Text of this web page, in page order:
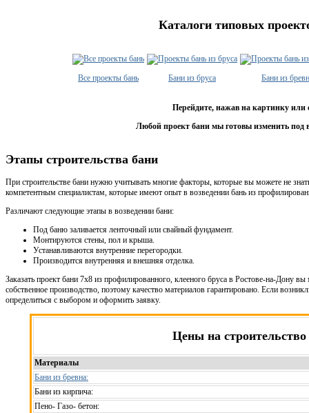
Каталоги типовых
Все проекты бань Бани из бруса Бани из
Перейдите, нажав на картинку или
Любой проект бани мы готовы изменить под
Этапы строительства бани
При строительстве бани нужно учитывать многие факторы, которые вы можете не
компетентным специалистам, которые имеют опыт в возведении бань из
Различают следующие этапы в возведении бани:
Под баню заливается ленточный или свайный фундамент.
Монтируются стены, пол и крыша.
Устанавливаются внутренние перегородки.
Производится внутренняя и внешняя отделка.
Заказать проект бани 7х8 из профилированного, клееного бруса в Ростове-на-Дону
собственное производство, поэтому качество материалов гарантировано. Если
определиться с выбором и оформить заявку.
Цены на строительство
Материалы
Бани из бревна:
Бани из кирпича:
Пено- Газо- бетон: